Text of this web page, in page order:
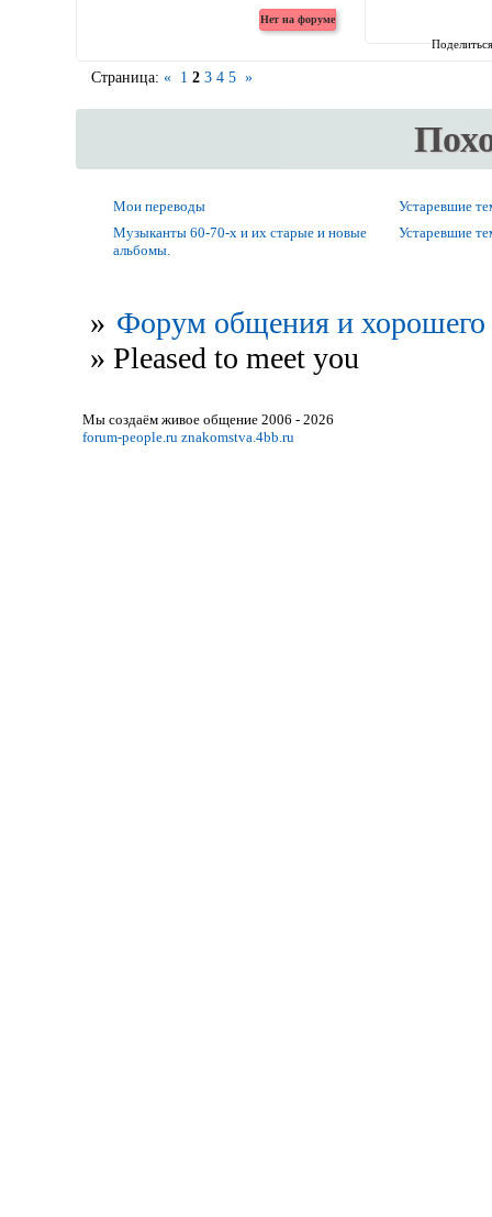
Страница: « 1 2 3 4 5 »
Мои переводы
Устаревшие
Музыканты 60-70-х и их старые и новые
альбомы.
Устаревшие
» Форум общения и хорошего
» Pleased to meet you
Мы создаём живое общение 2006 - 2026
forum-people.ru znakomstva.4bb.ru